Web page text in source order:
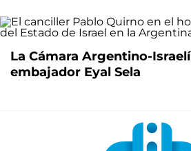
La Cámara Argentino-
embajador Eyal Sela